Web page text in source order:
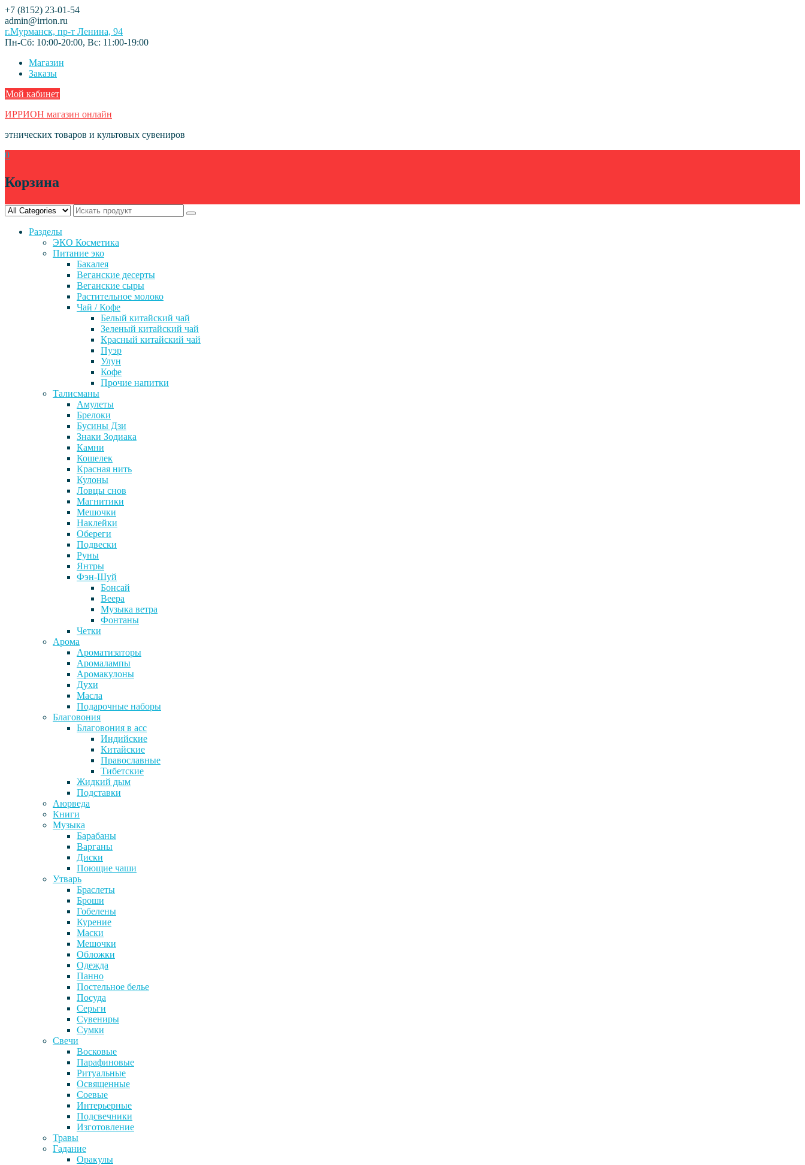
Skip
to
content
+7 (8152) 23-01-54
admin@irrion.ru
г.Мурманск, пр-т Ленина, 94
Пн-Сб: 10:00-20:00, Вс: 11:00-19:00
Магазин
Заказы
Мой кабинет
ИРРИОН магазин онлайн
этнических товаров и культовых сувениров
0
Корзина
Разделы
ЭКО Косметика
Питание эко
Бакалея
Веганские десерты
Веганские сыры
Растительное молоко
Чай / Кофе
Белый китайский чай
Зеленый китайский чай
Красный китайский чай
Пуэр
Улун
Кофе
Прочие напитки
Талисманы
Амулеты
Брелоки
Бусины Дзи
Знаки Зодиака
Камни
Кошелек
Красная нить
Кулоны
Ловцы снов
Магнитики
Мешочки
Наклейки
Обереги
Подвески
Руны
Янтры
Фэн-Шуй
Бонсай
Веера
Музыка ветра
Фонтаны
Четки
Арома
Ароматизаторы
Аромалампы
Аромакулоны
Духи
Масла
Подарочные наборы
Благовония
Благовония в асс
Индийские
Китайские
Православные
Тибетские
Жидкий дым
Подставки
Аюрведа
Книги
Музыка
Барабаны
Варганы
Диски
Поющие чаши
Утварь
Браслеты
Броши
Гобелены
Курение
Маски
Мешочки
Обложки
Одежда
Панно
Постельное белье
Посуда
Серьги
Сувениры
Сумки
Свечи
Восковые
Парафиновые
Ритуальные
Освященные
Соевые
Интерьерные
Подсвечники
Изготовление
Травы
Гадание
Оракулы